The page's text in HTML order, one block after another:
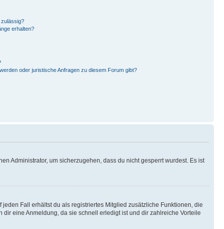
zulässig?
erhalten?
oder juristische Anfragen zu diesem Forum gibt?
Administrator, um sicherzugehen, dass du nicht gesperrt wurdest. Es ist
Fall erhältst du als registriertes Mitglied zusätzliche Funktionen, die
eine Anmeldung, da sie schnell erledigt ist und dir zahlreiche Vorteile